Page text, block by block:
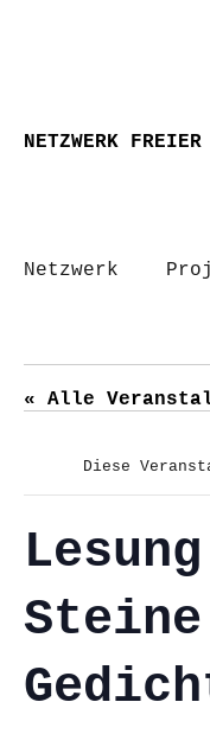
NETZWERK
Netzwerk
« Alle
Diese